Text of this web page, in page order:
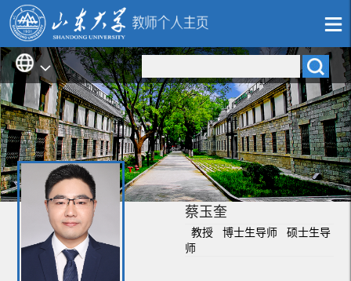
蔡玉奎
教授 博士生导师 硕士生导
师